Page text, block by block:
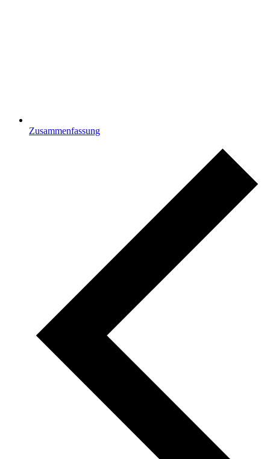
Zusammenfassung